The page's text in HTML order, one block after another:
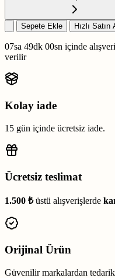
Sepete Ekle Hızlı Satın
07sa 48dk 59sn içinde
verilir
Kolay iade
15 gün içinde ücretsiz iade.
Ücretsiz teslimat
1.500 ₺üstü alışverişlerde
Orijinal Ürün
Güvenilir markalardan